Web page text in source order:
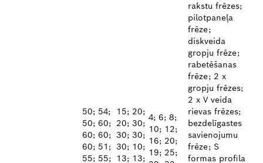
50; 54;
50; 60;
60; 60;
60; 51;
55; 55;
15; 20;
20; 30;
30; 30;
30; 10;
13; 13;
4; 6; 8;
10; 12;
16; 20;
19; 25;
rakstu frēzes;
pilotpaneļa
frēze;
diskveida
gropju frēze;
rabetēšanas
frēze; 2 x
gropju frēzes;
2 x V veida
rievas frēzes;
bezdelīgastes
savienojumu
frēze; S
formas profila